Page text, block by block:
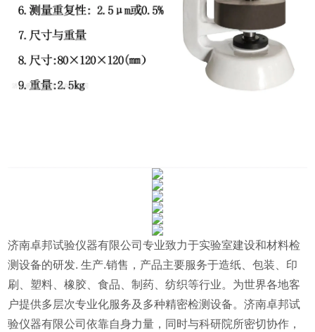
济南卓邦试验仪器有限公司专业致力于实验室建设和材料检
测设备的研发. 生产.销售，产品主要服务于造纸、包装、印
刷、塑料、橡胶、食品、制药、纺织等行业。为世界各地客
户提供多层次专业化服务及多种精密检测设备。济南卓邦试
验仪器有限公司依靠自身力量，同时与科研院所密切协作，